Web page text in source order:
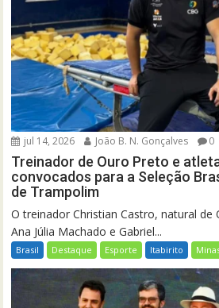
jul 14, 2026 João B. N. Gonçalves 0
Treinador de Ouro Preto e
convocados para a Seleção
de Trampolim
O treinador Christian Castro, natural
Ana Júlia Machado e Gabriel...
Brasil Destaque Esporte Itabirito